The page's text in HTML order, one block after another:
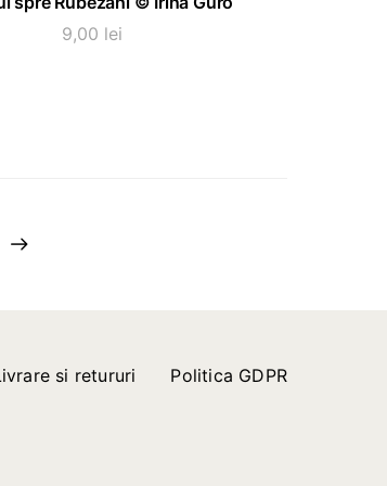
9,00 lei
si retururi
Politica GDPR